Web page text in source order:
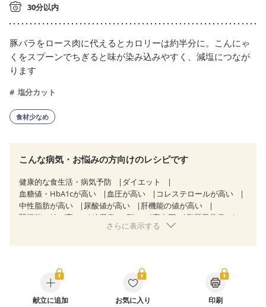
30分以内
豚バラをロース肉に代えるとカロリーは約半分に。こんにゃ
くをスプーンでちぎると味が染み込みやすく、減塩につなが
ります
塩分カット
食材少なめ
こんな病気・お悩みの方向けのレシピです
健康的な食生活・病気予防
ダイエット
血糖値・HbA1cが高い
血圧が高い
コレステロールが高い
中性脂肪が高い
尿酸値が高い
肝機能の値が高い
腎機能の値が高い
糖尿病（2型） 高血圧
脂質異常症
狭心症 心筋梗塞
糖尿病性腎症（第１期）
糖尿病性腎症（第２期）
糖尿病性腎症（第３期）
CKD（ステージ１）
CKD（ステージ２）
CKD（ステージ３a）
さらに表示する
献立に追加 お気に入り 印刷